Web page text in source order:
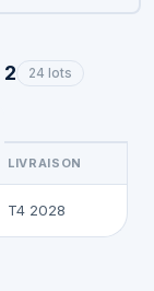
24 lots
LIVRAISON
T4 2028